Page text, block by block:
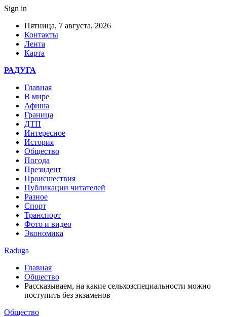
Sign in
Пятница, 7 августа, 2026
Контакты
Лента
Карта
РАДУГА
Главная
В мире
Афиша
Граница
ДТП
Интересное
История
Общество
Погода
Президент
Происшествия
Публикации читателей
Разное
Спорт
Транспорт
Фото и видео
Экономика
Raduga
Главная
Общество
Рассказываем, на какие сельхозспециальности можно
поступить без экзаменов
Общество